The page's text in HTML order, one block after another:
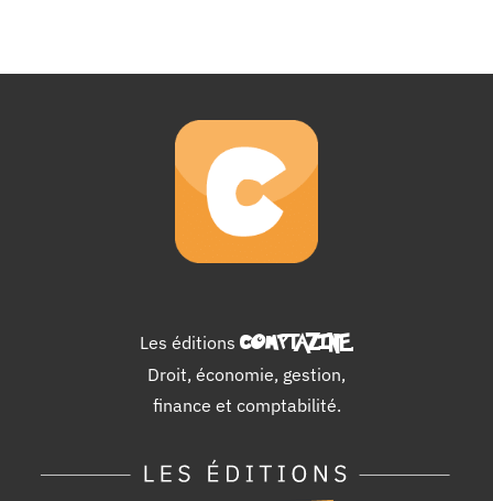
Les éditions COMPTAZINE.
Droit, économie, gestion,
finance et comptabilité.